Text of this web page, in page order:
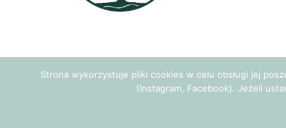
Strona wykorzystuje pliki cookies w celu obsługi jej
(Instagram, Facebook). Jeżeli